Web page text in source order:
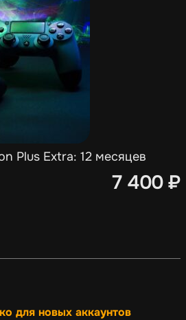
Plus Extra: 12 месяцев
7 400₽
для новых аккаунтов